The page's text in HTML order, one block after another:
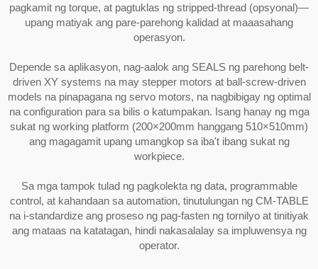
pagkamit ng torque, at pagtuklas ng stripped-thread (opsyonal)—
upang matiyak ang pare-parehong kalidad at maaasahang
operasyon.
Depende sa aplikasyon, nag-aalok ang SEALS ng parehong belt-
driven XY systems na may stepper motors at ball-screw-driven
models na pinapagana ng servo motors, na nagbibigay ng optimal
na configuration para sa bilis o katumpakan. Isang hanay ng mga
sukat ng working platform (200×200mm hanggang 510×510mm)
ang magagamit upang umangkop sa iba't ibang sukat ng
workpiece.
Sa mga tampok tulad ng pagkolekta ng data, programmable
control, at kahandaan sa automation, tinutulungan ng CM-TABLE
na i-standardize ang proseso ng pag-fasten ng tornilyo at tinitiyak
ang mataas na katatagan, hindi nakasalalay sa impluwensya ng
operator.